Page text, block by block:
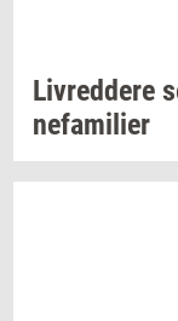
Liv­red­dere
ne­fa­mi­li­er